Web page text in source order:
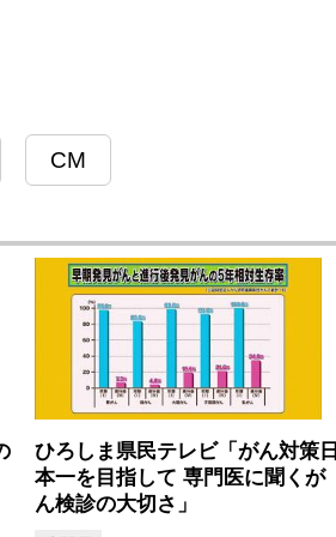
CM
ひろしま県民テレビ「がん対策日
本一を目指して 専門医に聞くが
ん検診の大切さ」